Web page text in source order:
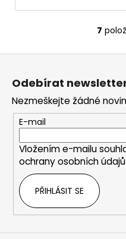
7
Odebírat
Nezmeškejte žádné
E-mail
Vložením e-mailu
ochrany osobních údajů
PŘIHLÁSIT SE